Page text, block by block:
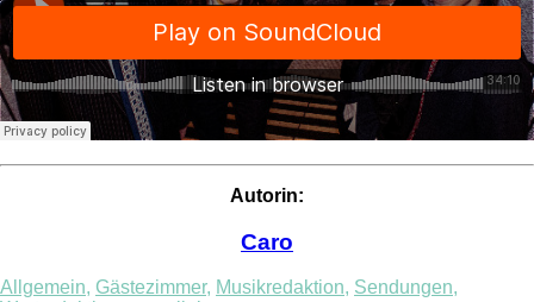
Autorin:
Caro
Allgemein, Gästezimmer, Musikredaktion, Sendungen,